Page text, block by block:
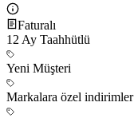
Faturalı
12Ay Taahhütlü
Yeni Müşteri
Markalara özel indirimler